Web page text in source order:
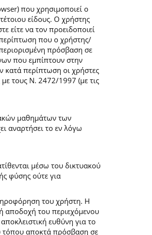
που χρησιμοποιεί ο
είδους. Ο χρήστης
είτε να τον προειδοποιεί
περίπτωση που ο χρήστης/
πρόσβαση σε
που εμπίπτουν στην
περίπτωση οι χρήστες
τους Ν. 2472/1997 (με τις
μαθημάτων των
αναρτήσει το εν λόγω
μέσω του δικτυακού
φύσης ούτε για
του χρήστη. Η
αποδοχή του περιεχόμενου
ευθύνη για το
τόπου αποκτά πρόσβαση σε